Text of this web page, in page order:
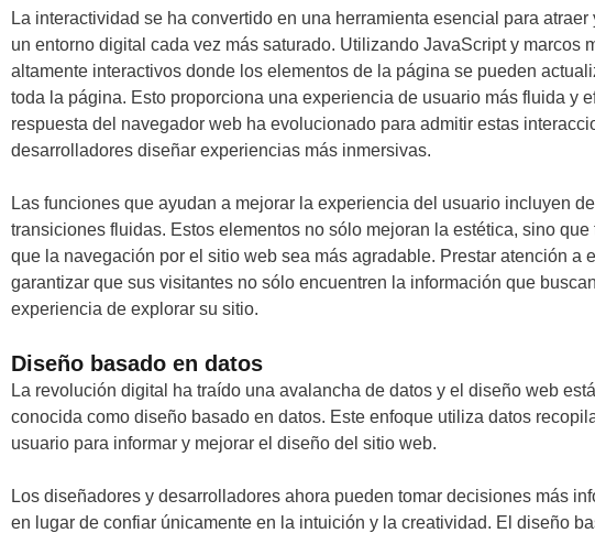
La interactividad se ha convertido en una herramienta esencial para
un entorno digital cada vez más saturado. Utilizando JavaScript y marcos
altamente interactivos donde los elementos de la página se pueden
toda la página. Esto proporciona una experiencia de usuario más fluida y
respuesta del navegador web ha evolucionado para admitir estas
desarrolladores diseñar experiencias más inmersivas.
Las funciones que ayudan a mejorar la experiencia del usuario incluyen
transiciones fluidas. Estos elementos no sólo mejoran la estética, sino
que la navegación por el sitio web sea más agradable. Prestar atención a
garantizar que sus visitantes no sólo encuentren la información que
experiencia de explorar su sitio.
Diseño basado en datos
La revolución digital ha traído una avalancha de datos y el diseño web
conocida como diseño basado en datos. Este enfoque utiliza datos
usuario para informar y mejorar el diseño del sitio web.
Los diseñadores y desarrolladores ahora pueden tomar decisiones más
en lugar de confiar únicamente en la intuición y la creatividad. El diseño